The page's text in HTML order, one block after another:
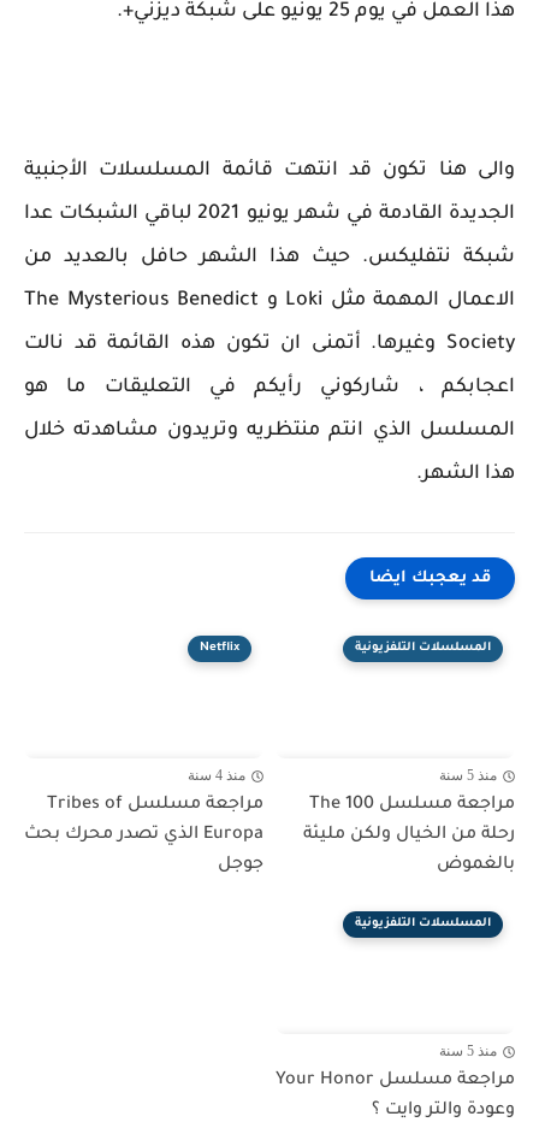
هذا العمل في يوم 25 يونيو على شبكة ديزني+.
والى هنا تكون قد انتهت قائمة المسلسلات الأجنبية
الجديدة القادمة في شهر يونيو 2021 لباقي الشبكات عدا
شبكة نتفليكس. حيث هذا الشهر حافل بالعديد من
الاعمال المهمة مثل Loki و The Mysterious Benedict
Society وغيرها. أتمنى ان تكون هذه القائمة قد نالت
اعجابكم ، شاركوني رأيكم في التعليقات ما هو
المسلسل الذي انتم منتظريه وتريدون مشاهدته خلال
هذا الشهر.
قد يعجبك ايضا
المسلسلات التلفزيونية
منذ 5 سنة
مراجعة مسلسل The 100
رحلة من الخيال ولكن مليئة
بالغموض
Netflix
منذ 4 سنة
مراجعة مسلسل Tribes of
Europa الذي تصدر محرك بحث
جوجل
المسلسلات التلفزيونية
منذ 5 سنة
مراجعة مسلسل Your Honor
وعودة والتر وايت ؟